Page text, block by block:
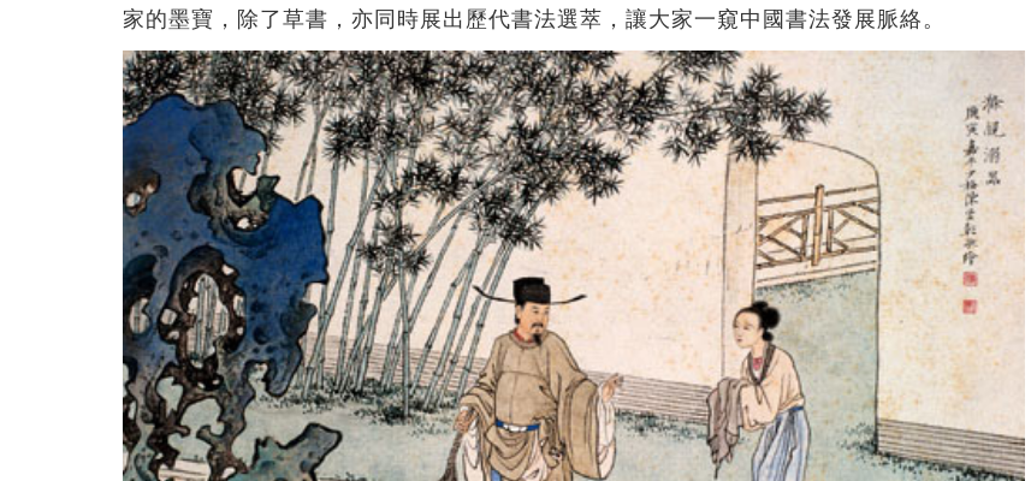
家的墨寶，除了草書，亦同時展出歷代書法選萃，讓大家一窺中國書法發展脈絡。